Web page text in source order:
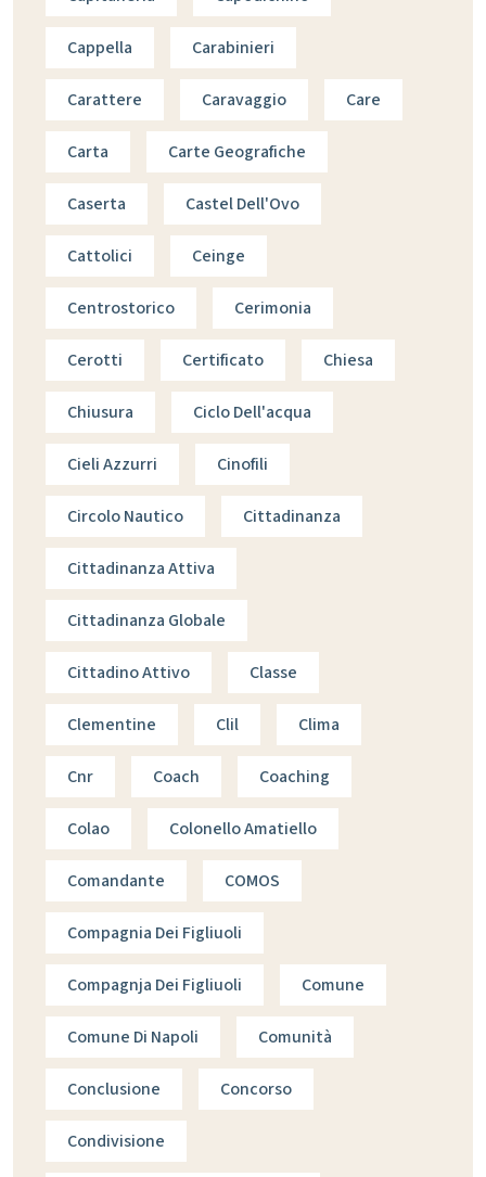
Cappella Carabinieri
Carattere Caravaggio Care
Carta Carte Geografiche
Caserta Castel Dell'Ovo
Cattolici Ceinge
Centrostorico Cerimonia
Cerotti Certificato Chiesa
Chiusura Ciclo Dell'acqua
Cieli Azzurri Cinofili
Circolo Nautico Cittadinanza
Cittadinanza Attiva
Cittadinanza Globale
Cittadino Attivo Classe
Clementine Clil Clima
Cnr Coach Coaching
Colao Colonello Amatiello
Comandante COMOS
Compagnia Dei Figliuoli
Compagnja Dei Figliuoli Comune
Comune Di Napoli Comunità
Conclusione Concorso
Condivisione